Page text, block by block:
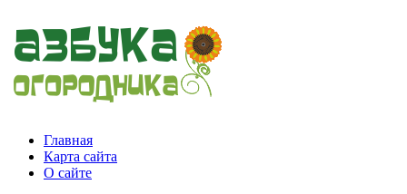
Главная
Карта сайта
О сайте